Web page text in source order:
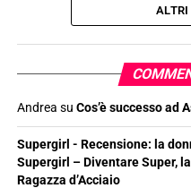
ALTRI
Andrea su Cos’è successo ad
Supergirl - Recensione: la
Supergirl – Diventare Super,
Ragazza d’Acciaio